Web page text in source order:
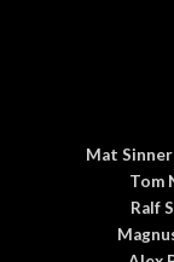
Mat Sinner
Tom
Ralf